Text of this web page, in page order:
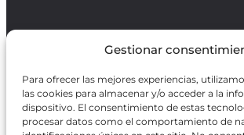
Gestionar
Para ofrecer las mejores experiencias,
las cookies para almacenar y/o acceder a la
dispositivo. El consentimiento de estas
procesar datos como el comportamiento de
Política de Protección de Datos/